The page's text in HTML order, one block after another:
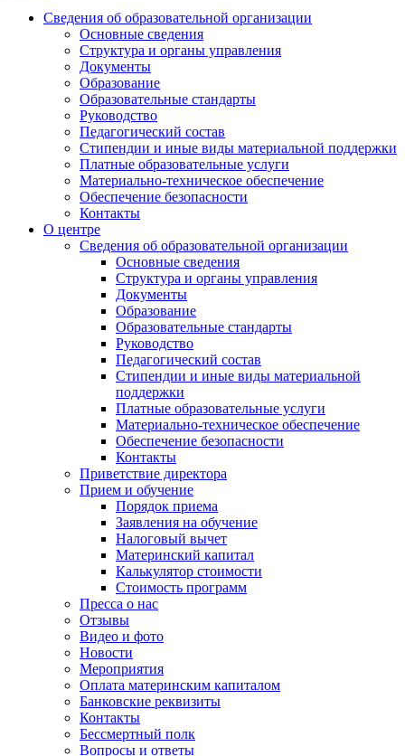
Сведения об образовательной организации
Основные сведения
Структура и органы управления
Документы
Образование
Образовательные стандарты
Руководство
Педагогический состав
Стипендии и иные виды материальной поддержки
Платные образовательные услуги
Материально-техническое обеспечение
Обеспечение безопасности
Контакты
О центре
Сведения об образовательной организации
Основные сведения
Структура и органы управления
Документы
Образование
Образовательные стандарты
Руководство
Педагогический состав
Стипендии и иные виды материальной
поддержки
Платные образовательные услуги
Материально-техническое обеспечение
Обеспечение безопасности
Контакты
Приветствие директора
Прием и обучение
Порядок приема
Заявления на обучение
Налоговый вычет
Материнский капитал
Калькулятор стоимости
Стоимость программ
Пресса о нас
Отзывы
Видео и фото
Новости
Мероприятия
Оплата материнским капиталом
Банковские реквизиты
Контакты
Бессмертный полк
Вопросы и ответы